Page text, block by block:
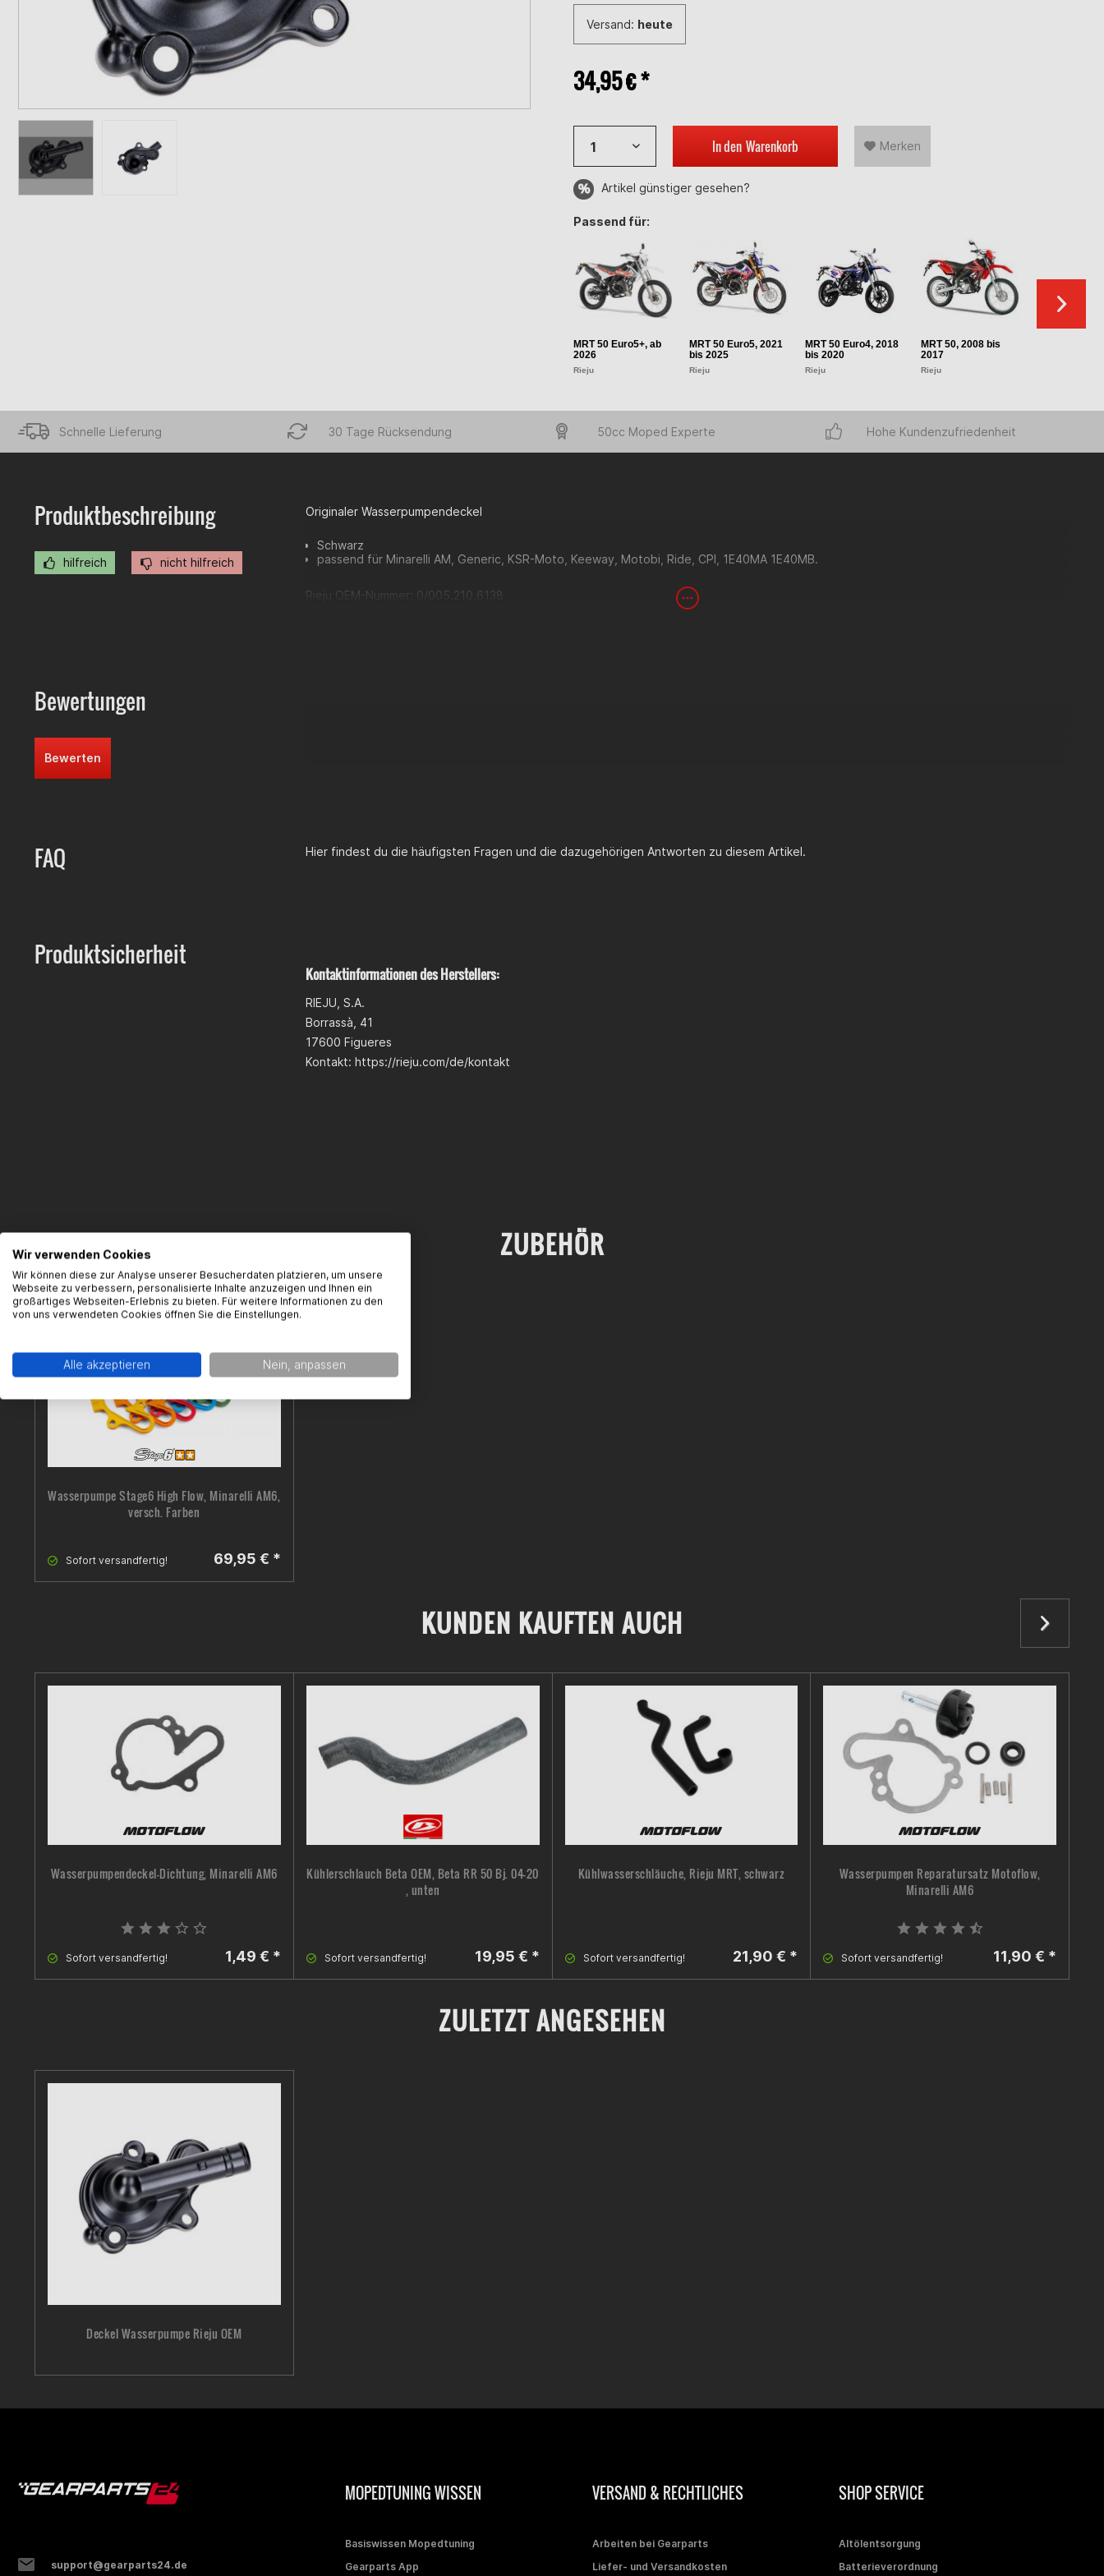
Versand: heute
34,95 € *
In den Warenkorb Merken
Artikel günstiger gesehen?
Passend für:
MRT 50 Euro5+, ab
2026
Rieju
MRT 50 Euro5, 2021
bis 2025
Rieju
MRT 50 Euro4, 2018
bis 2020
Rieju
MRT 50, 2008 bis
2017
Rieju
Schnelle Lieferung 30 Tage Rücksendung 50cc Moped Experte Hohe Kundenzufriedenheit
Produktbeschreibung
hilfreich nicht hilfreich
Originaler Wasserpumpendeckel
Schwarz
passend für Minarelli AM, Generic, KSR-Moto, Keeway, Motobi, Ride, CPI, 1E40MA 1E40MB.
Rieju OEM-Nummer: 0/005.210.6138
Bewertungen
Bewerten
FAQ Hier findest du die häufigsten Fragen und die dazugehörigen Antworten zu diesem Artikel.
Produktsicherheit
Kontaktinformationen des Herstellers:
RIEJU, S.A.
Borrassà, 41
17600 Figueres
Kontakt: https://rieju.com/de/kontakt
ZUBEHÖR
Wasserpumpe Stage6 High Flow, Minarelli AM6,
versch. Farben
Sofort versandfertig! 69,95 € *
KUNDEN KAUFTEN AUCH
Wasserpumpendeckel-Dichtung, Minarelli AM6
Sofort versandfertig! 1,49 € *
Kühlerschlauch Beta OEM, Beta RR 50 Bj. 04-20
, unten
Sofort versandfertig! 19,95 € *
Kühlwasserschläuche, Rieju MRT, schwarz
Sofort versandfertig! 21,90 € *
Wasserpumpen Reparatursatz Motoflow,
Minarelli AM6
Sofort versandfertig! 11,90 € *
ZULETZT ANGESEHEN
Deckel Wasserpumpe Rieju OEM
support@gearparts24.de
MOPEDTUNING WISSEN
Basiswissen Mopedtuning
Gearparts App
VERSAND & RECHTLICHES
Arbeiten bei Gearparts
Liefer- und Versandkosten
SHOP SERVICE
Altölentsorgung
Batterieverordnung
Wir verwenden Cookies
Wir können diese zur Analyse unserer Besucherdaten platzieren, um unsere
Webseite zu verbessern, personalisierte Inhalte anzuzeigen und Ihnen ein
großartiges Webseiten-Erlebnis zu bieten. Für weitere Informationen zu den
von uns verwendeten Cookies öffnen Sie die Einstellungen.
Alle akzeptieren Nein, anpassen